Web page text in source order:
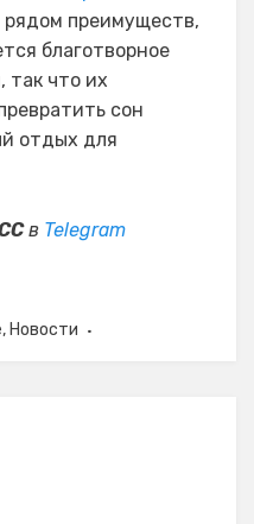
преимуществ,
благотворное
так что их
сон
отдых для
в Telegram
, Новости